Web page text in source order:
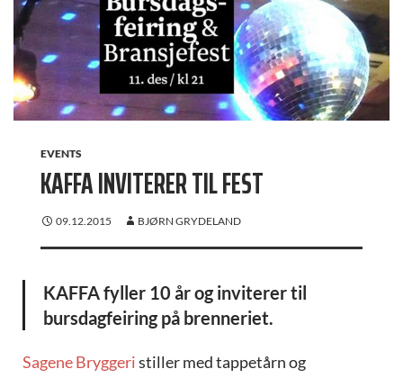
EVENTS
KAFFA INVITERER TIL FEST
09.12.2015 BJØRN GRYDELAND
KAFFA fyller 10 år og inviterer til
bursdagfeiring på brenneriet.
Sagene Bryggeristiller med tappetårn og